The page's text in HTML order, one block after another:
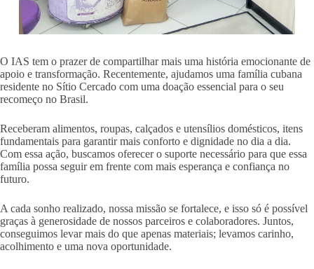
O IAS tem o prazer de compartilhar mais uma história emocionante de
apoio e transformação. Recentemente, ajudamos uma família cubana
residente no Sítio Cercado com uma doação essencial para o seu
recomeço no Brasil.
Receberam alimentos, roupas, calçados e utensílios domésticos, itens
fundamentais para garantir mais conforto e dignidade no dia a dia.
Com essa ação, buscamos oferecer o suporte necessário para que essa
família possa seguir em frente com mais esperança e confiança no
futuro.
A cada sonho realizado, nossa missão se fortalece, e isso só é possível
graças à generosidade de nossos parceiros e colaboradores. Juntos,
conseguimos levar mais do que apenas materiais; levamos carinho,
acolhimento e uma nova oportunidade.